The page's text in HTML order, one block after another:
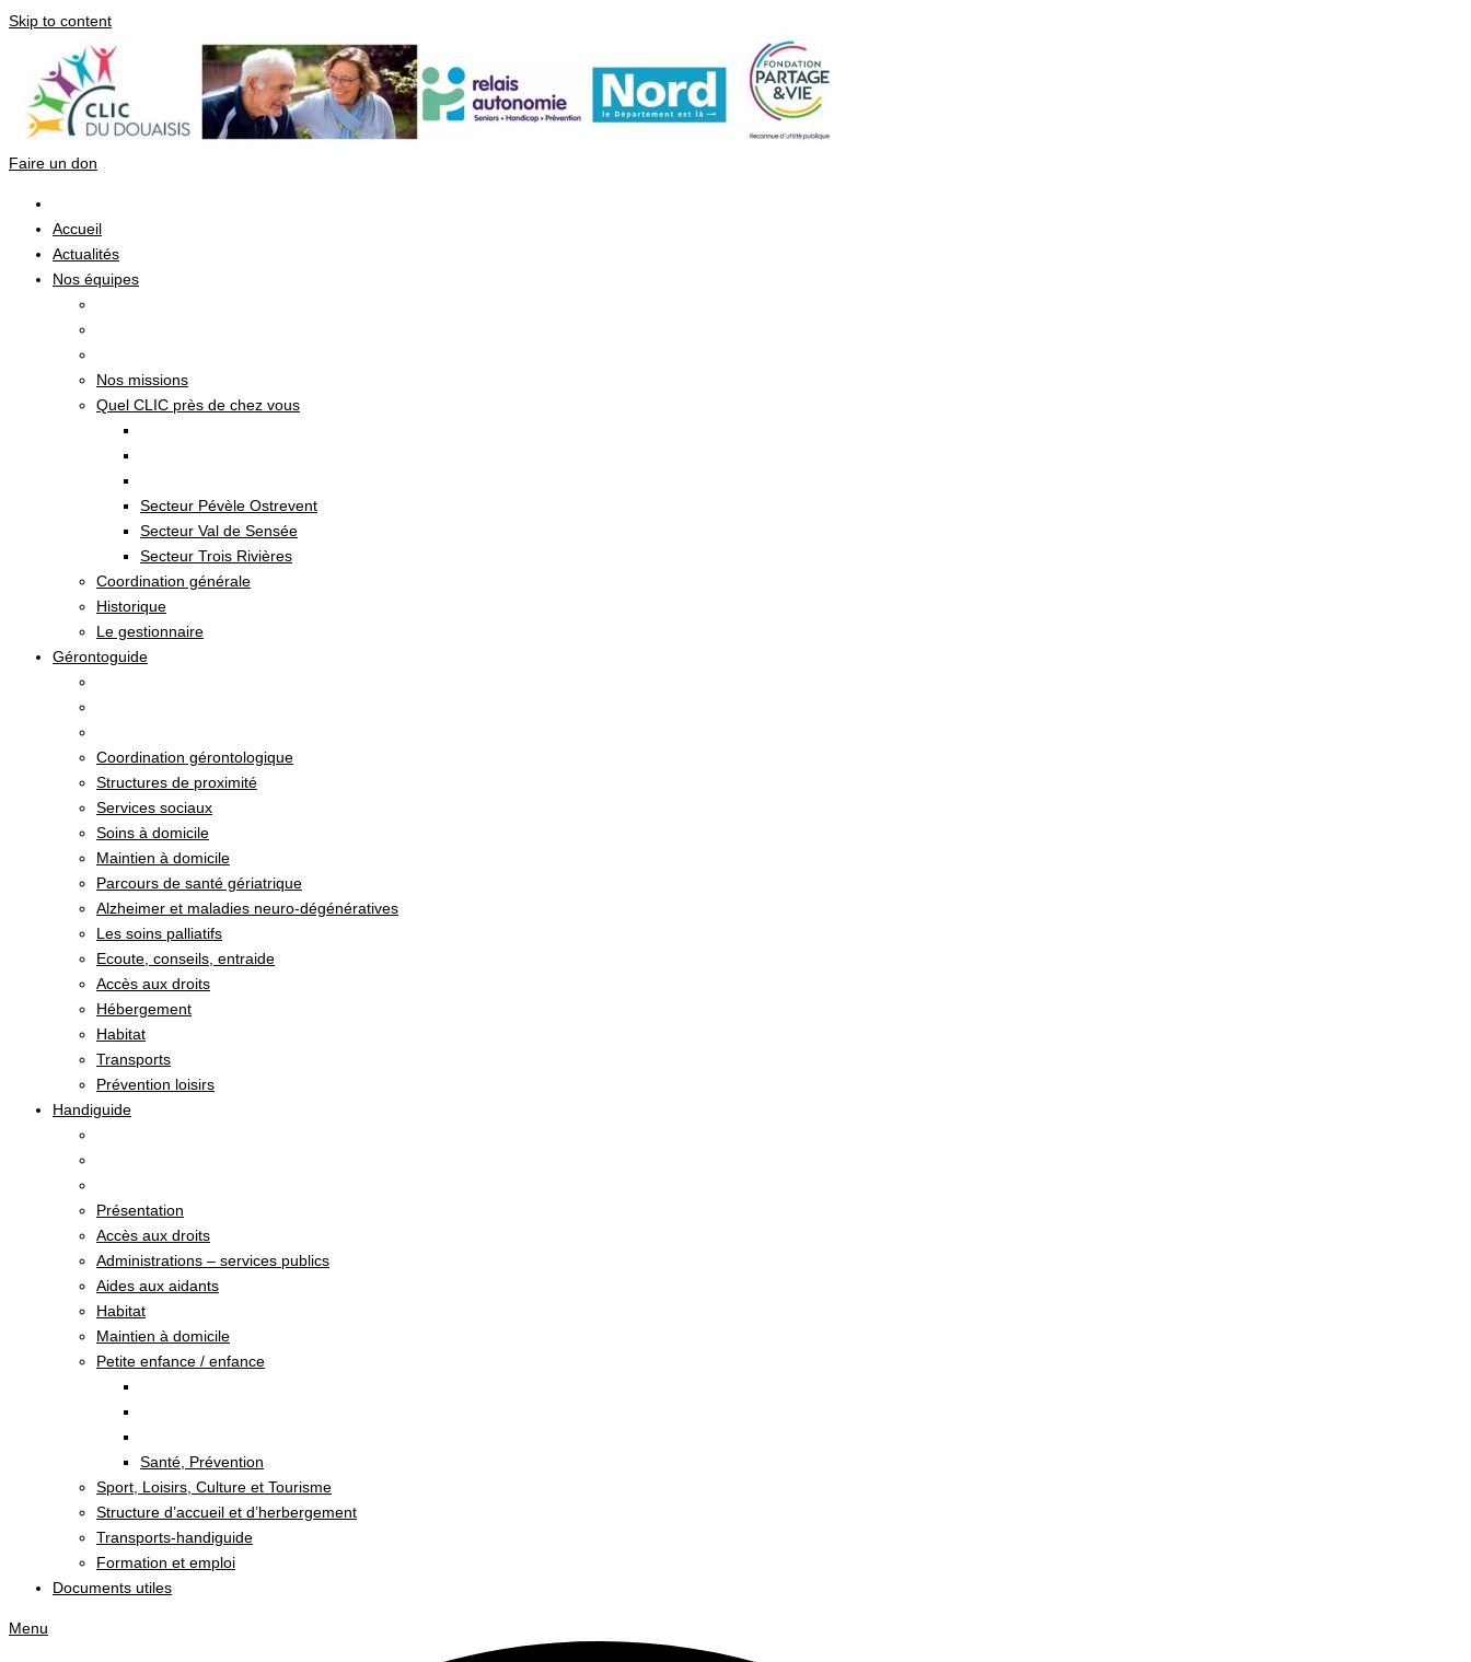
Skip to content
Faire un don
Accueil
Actualités
Nos équipes
Nos missions
Quel CLIC près de chez vous
Secteur Pévèle Ostrevent
Secteur Val de Sensée
Secteur Trois Rivières
Coordination générale
Historique
Le gestionnaire
Gérontoguide
Coordination gérontologique
Structures de proximité
Services sociaux
Soins à domicile
Maintien à domicile
Parcours de santé gériatrique
Alzheimer et maladies neuro-dégénératives
Les soins palliatifs
Ecoute, conseils, entraide
Accès aux droits
Hébergement
Habitat
Transports
Prévention loisirs
Handiguide
Présentation
Accès aux droits
Administrations – services publics
Aides aux aidants
Habitat
Maintien à domicile
Petite enfance / enfance
Santé, Prévention
Sport, Loisirs, Culture et Tourisme
Structure d’accueil et d’herbergement
Transports-handiguide
Formation et emploi
Documents utiles
Menu